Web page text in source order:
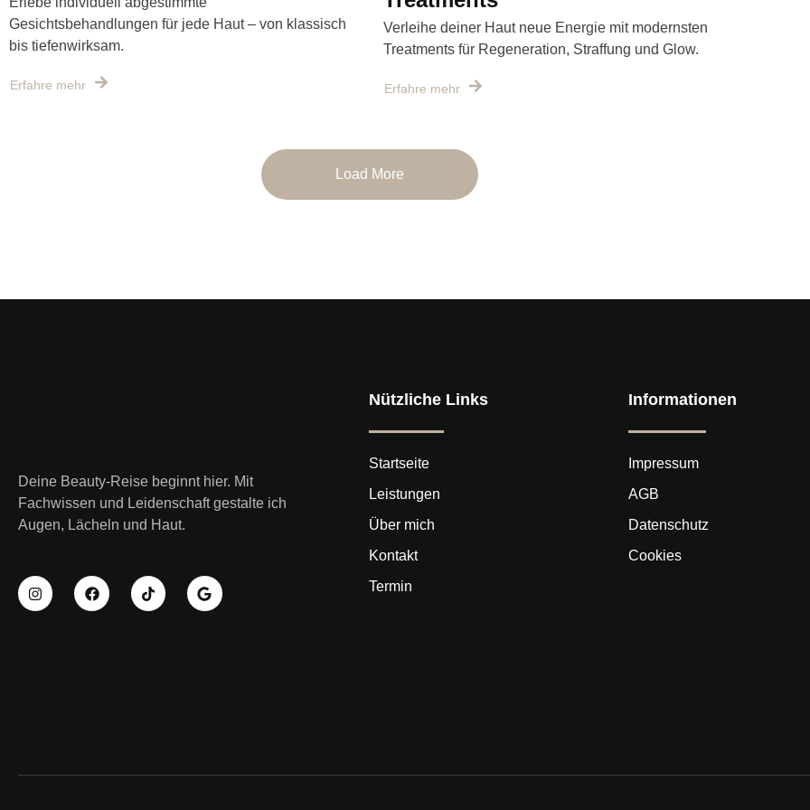
Gesichtsbehandlungen für jede Haut – von klassisch
bis tiefenwirksam.
Erfahre mehr
Verleihe deiner Haut neue Energie mit modernsten
Treatments für Regeneration, Straffung und Glow.
Erfahre mehr
Load More
Deine Beauty-Reise beginnt hier. Mit
Fachwissen und Leidenschaft gestalte ich
Augen, Lächeln und Haut.
Nützliche Links
Startseite
Leistungen
Über mich
Kontakt
Termin
Informationen
Impressum
AGB
Datenschutz
Cookies